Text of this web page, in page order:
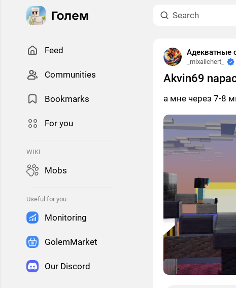
Feed
Сommunities
Bookmarks
For you
WIKI
Mobs
Useful for you
Monitoring
GolemMarket
Our Discord
Адекватные
_mixailchert_
Akvin69
а мне через 7-8